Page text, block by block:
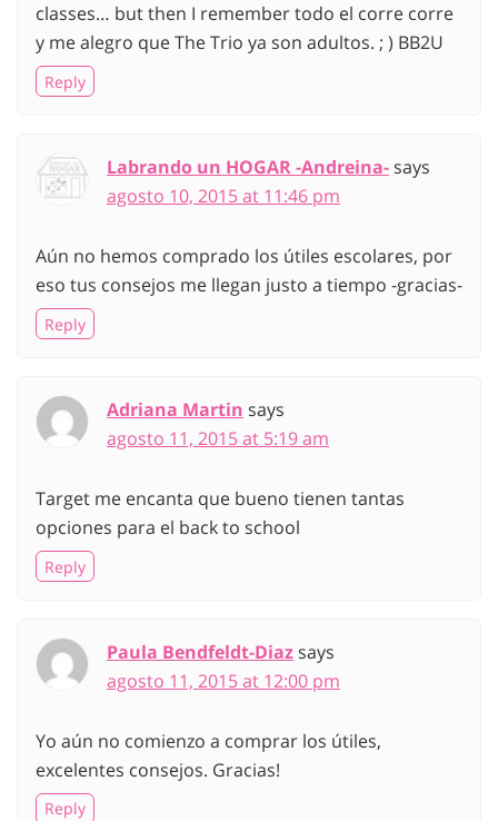
classes… but then I remember todo el corre corre
y me alegro que The Trio ya son adultos. ; ) BB2U
Reply
Labrando un HOGAR -Andreina-says
agosto 10, 2015 at 11:46 pm
Aún no hemos comprado los útiles escolares, por
eso tus consejos me llegan justo a tiempo -gracias-
Reply
Adriana Martin says
agosto 11, 2015 at 5:19 am
Target me encanta que bueno tienen tantas
opciones para el back to school
Reply
Paula Bendfeldt-Diazsays
agosto 11, 2015 at 12:00 pm
Yo aún no comienzo a comprar los útiles,
excelentes consejos. Gracias!
Reply